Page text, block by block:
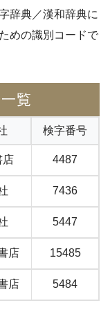
辞典／漢和辞典に
めの識別コードで
覧
検字番号
店 4487
7436
5447
店 15485
店 5484